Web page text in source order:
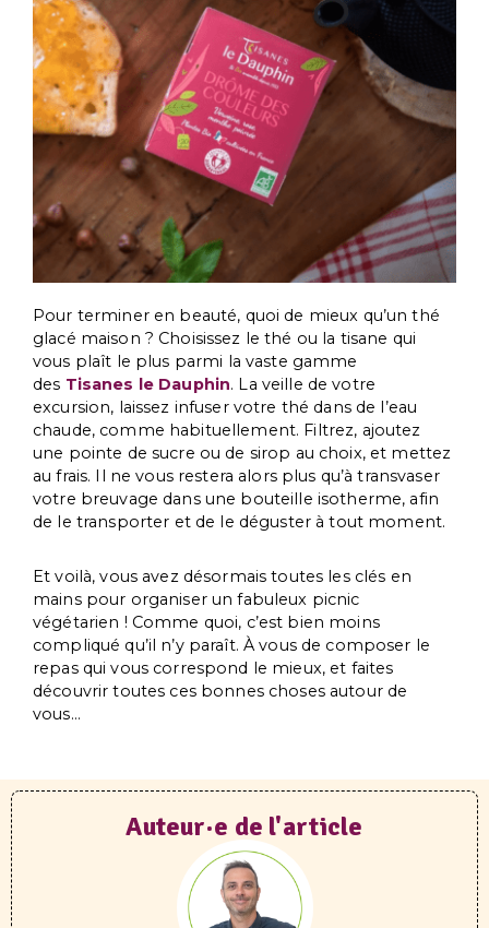
Pour terminer en beauté, quoi de mieux qu’un thé
glacé maison ? Choisissez le thé ou la tisane qui
vous plaît le plus parmi la vaste gamme
des Tisanes le Dauphin. La veille de votre
excursion, laissez infuser votre thé dans de l’eau
chaude, comme habituellement. Filtrez, ajoutez
une pointe de sucre ou de sirop au choix, et mettez
au frais. Il ne vous restera alors plus qu’à transvaser
votre breuvage dans une bouteille isotherme, afin
de le transporter et de le déguster à tout moment.
Et voilà, vous avez désormais toutes les clés en
mains pour organiser un fabuleux picnic
végétarien ! Comme quoi, c’est bien moins
compliqué qu’il n’y paraît. À vous de composer le
repas qui vous correspond le mieux, et faites
découvrir toutes ces bonnes choses autour de
vous…
Auteur·e de l'article